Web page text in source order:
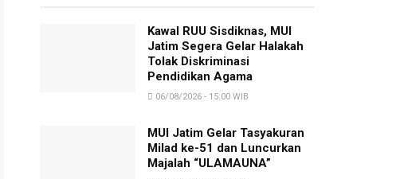
Kawal RUU Sisdiknas, MUI
Jatim Segera Gelar Halakah
Tolak Diskriminasi
Pendidikan Agama
06/08/2026 - 15:00 WIB
MUI Jatim Gelar Tasyakuran
Milad ke-51 dan Luncurkan
Majalah “ULAMAUNA”